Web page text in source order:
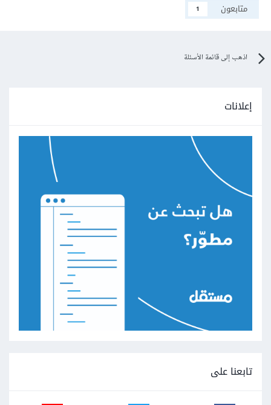
متابعون
1
اذهب إلى قائمة الأسئلة
إعلانات
تابعنا على